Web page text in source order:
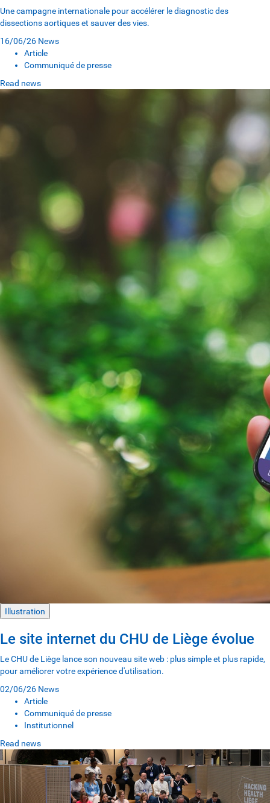
Une campagne internationale pour accélérer le diagnostic des
dissections aortiques et sauver des vies.
16/06/26 News
Article
Communiqué de presse
Read news
Illustration
Le site internet du CHU de Liège évolue
Le CHU de Liège lance son nouveau site web : plus simple et plus rapide,
pour améliorer votre expérience d'utilisation.
02/06/26 News
Article
Communiqué de presse
Institutionnel
Read news